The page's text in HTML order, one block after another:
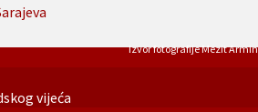
vijeća
Izvor fotografije Mezit Armin